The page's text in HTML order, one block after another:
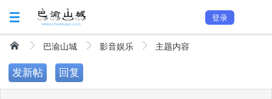
登录
巴渝山城 影音娱乐 主题内容
发新帖 回复